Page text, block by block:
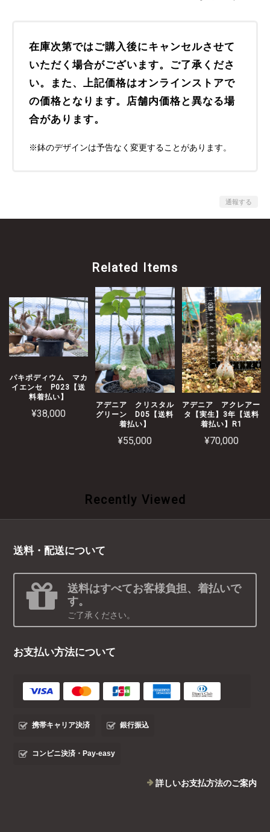
在庫次第ではご購入後にキャンセルさせて
いただく場合がございます。ご了承くださ
い。また、上記価格はオンラインストアで
の価格となります。店舗内価格と異なる場
合があります。
※鉢のデザインは予告なく変更することがあります。
通報する
Related Items
パキポディウム マカ
イエンセ P023【送
料着払い】
¥38,000
アデニア クリスタル
グリーン D05【送料
着払い】
¥55,000
アデニア アクレアー
タ【実生】3年【送料
着払い】R1
¥70,000
Recently Viewed
送料・配送について
送料はすべてお客様負担、着払いで
す。
ご了承ください。
お支払い方法について
携帯キャリア決済 銀行振込
コンビニ決済・Pay-easy
詳しいお支払方法のご案内